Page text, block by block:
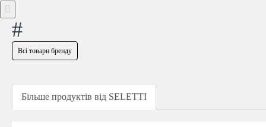
#
Всі товари бренду
Більше продуктів від SELETTI